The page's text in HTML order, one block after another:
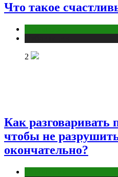
Что такое
2
Как разговаривать
чтобы не
окончательно?